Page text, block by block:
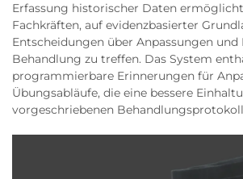
Erfassung historischer Daten
Fachkräften, auf evidenzbasierter
Entscheidungen über Anpassungen
Behandlung zu treffen. Das System
programmierbare Erinnerungen für
Übungsabläufe, die eine bessere
vorgeschriebenen